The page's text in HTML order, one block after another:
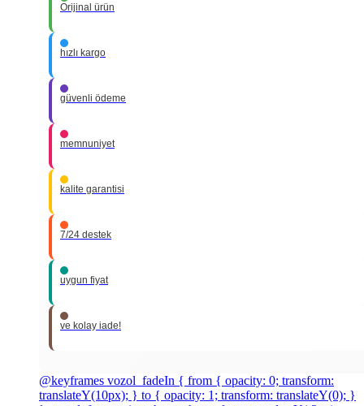
Orijinal ürün
hızlı kargo
güvenli ödeme
memnuniyet
kalite garantisi
7/24 destek
uygun fiyat
ve kolay iade!
@keyframes vozol_fadeIn { from { opacity: 0; transform:
translateY(10px); } to { opacity: 1; transform: translateY(0); }